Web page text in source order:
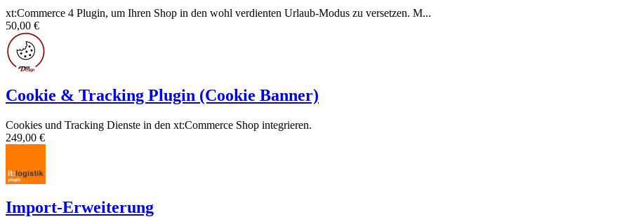
xt:Commerce 4 Plugin, um Ihren Shop in den wohl verdienten Urlaub-Modus zu versetzen. M...
50,00 €
Cookie & Tracking Plugin (Cookie Banner)
Cookies und Tracking Dienste in den xt:Commerce Shop integrieren.
249,00 €
Import-Erweiterung